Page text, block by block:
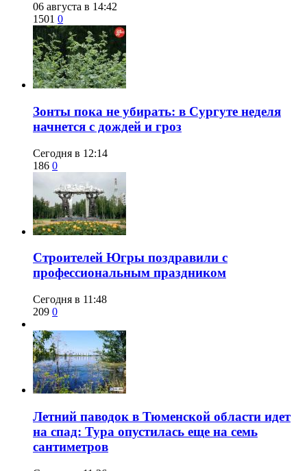
06 августа в 14:42
1501 0
​Зонты пока не убирать: в Сургуте неделя
начнется с дождей и гроз
Сегодня в 12:14
186 0
​Строителей Югры поздравили с
профессиональным праздником
Сегодня в 11:48
209 0
​Летний паводок в Тюменской области идет
на спад: Тура опустилась еще на семь
сантиметров